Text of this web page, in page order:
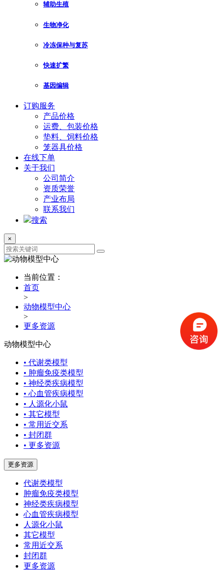
辅助生殖
生物净化
冷冻保种与复苏
快速扩繁
基因编辑
订购服务
产品价格
运费、包装价格
垫料、饲料价格
笼器具价格
在线下单
关于我们
公司简介
资质荣誉
产业布局
联系我们
搜索
×
当前位置：
首页
>
动物模型中心
>
更多资源
动物模型中心
• 代谢类模型
• 肿瘤免疫类模型
• 神经类疾病模型
• 心血管疾病模型
• 人源化小鼠
• 其它模型
• 常用近交系
• 封闭群
• 更多资源
更多资源
代谢类模型
肿瘤免疫类模型
神经类疾病模型
心血管疾病模型
人源化小鼠
其它模型
常用近交系
封闭群
更多资源